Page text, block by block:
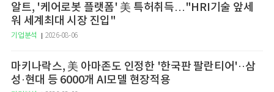
알트, '케어로봇 플랫폼' 美 특허취득…"HRI기술 앞세
워 세계최대 시장 진입"
기업분석 2026-08-06
마키나락스, 美 아마존도 인정한 '한국판 팔란티어'··삼
성·현대 등 6000개 AI모델 현장적용